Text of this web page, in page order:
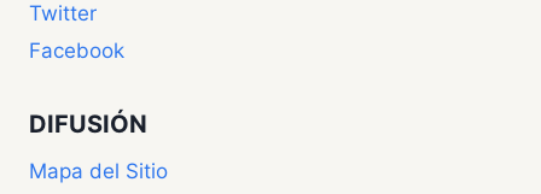
Twitter
Facebook
DIFUSIÓN
Mapa del Sitio